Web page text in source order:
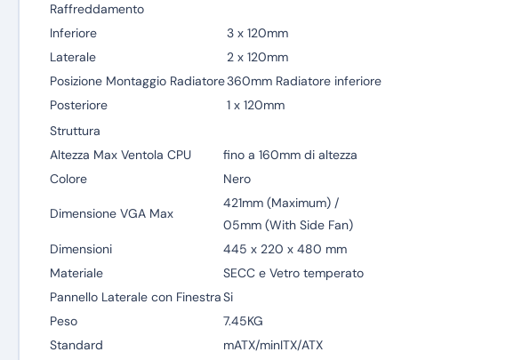
Raffreddamento
Inferiore
3 x 120mm
Laterale
2 x 120mm
Posizione Montaggio Radiatore360mm Radiatore inferiore
Posteriore
1 x 120mm
Struttura
Altezza Max Ventola CPU
fino a 160mm di altezza
Colore
Nero
Dimensione VGA Max
421mm (Maximum) /
05mm (With Side Fan)
Dimensioni
445 x 220 x 480 mm
Materiale
SECC e Vetro temperato
Pannello Laterale con FinestraSi
Peso
7.45KG
Standard
mATX/minITX/ATX